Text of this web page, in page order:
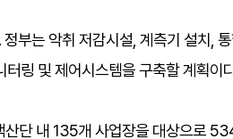
부는 악취 저감시설, 계측기 설치,
링 및 제어시스템을 구축할 계획이
단 내 135개 사업장을 대상으로